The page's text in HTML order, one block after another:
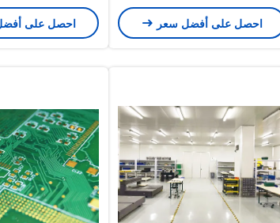
0.5 ~ 3.0 مللي متر القطر
احصل على أفضل سعر
3.5 مم للعملية الخارجية
احصل على